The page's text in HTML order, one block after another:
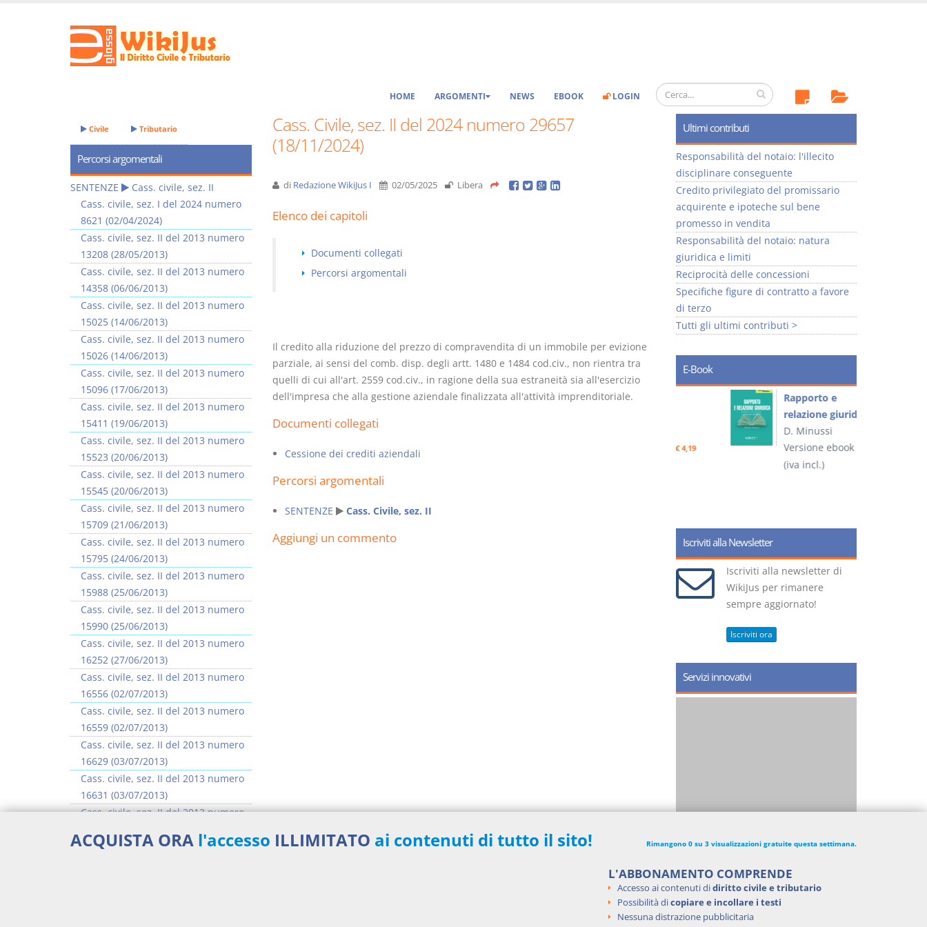
HOME ARGOMENTI NEWS EBOOK LOGIN
Cass. Civile, sez. II del 2024 numero 29657
(18/11/2024)
di Redazione WikiJus I 02/05/2025 Libera
Elenco dei capitoli
Documenti collegati
Percorsi argomentali
Il credito alla riduzione del prezzo di compravendita di un immobile per evizione
parziale, ai sensi del comb. disp. degli artt. 1480 e 1484 cod.civ., non rientra tra
quelli di cui all'art. 2559 cod.civ., in ragione della sua estraneità sia all'esercizio
dell'impresa che alla gestione aziendale finalizzata all'attività imprenditoriale.
Documenti collegati
Cessione dei crediti aziendali
Percorsi argomentali
SENTENZE Cass. Civile, sez. II
Aggiungi un commento
Civile Tributario
Percorsi argomentali
SENTENZE
Cass. civile, sez. II
Cass. civile, sez. I del 2024 numero
8621 (02/04/2024)
Cass. civile, sez. II del 2013 numero
13208 (28/05/2013)
Cass. civile, sez. II del 2013 numero
14358 (06/06/2013)
Cass. civile, sez. II del 2013 numero
15025 (14/06/2013)
Cass. civile, sez. II del 2013 numero
15026 (14/06/2013)
Cass. civile, sez. II del 2013 numero
15096 (17/06/2013)
Cass. civile, sez. II del 2013 numero
15411 (19/06/2013)
Cass. civile, sez. II del 2013 numero
15523 (20/06/2013)
Cass. civile, sez. II del 2013 numero
15545 (20/06/2013)
Cass. civile, sez. II del 2013 numero
15709 (21/06/2013)
Cass. civile, sez. II del 2013 numero
15795 (24/06/2013)
Cass. civile, sez. II del 2013 numero
15988 (25/06/2013)
Cass. civile, sez. II del 2013 numero
15990 (25/06/2013)
Cass. civile, sez. II del 2013 numero
16252 (27/06/2013)
Cass. civile, sez. II del 2013 numero
16556 (02/07/2013)
Cass. civile, sez. II del 2013 numero
16559 (02/07/2013)
Cass. civile, sez. II del 2013 numero
16629 (03/07/2013)
Cass. civile, sez. II del 2013 numero
16631 (03/07/2013)
Cass. civile, sez. II del 2013 numero
Cass. civile, sez. II del 2013 numero
Ultimi contributi
Responsabilità del notaio: l'illecito
disciplinare conseguente
Credito privilegiato del promissario
acquirente e ipoteche sul bene
promesso in vendita
Responsabilità del notaio: natura
giuridica e limiti
Reciprocità delle concessioni
Specifiche figure di contratto a favore
di terzo
Tutti gli ultimi contributi >
E-Book
I Vincoli Preliminari
D. Minussi
Versione ebook
€ 4,19
(iva incl.)
Usufrutto Uso e
Versione ebook
Prescrizione e
Rapporto e
relazione giuridica
D. Minussi
Versione ebook€ 5,99
Iscriviti alla Newsletter
Iscriviti alla newsletter di
WikiJus per rimanere
sempre aggiornato!
Iscriviti ora
Servizi innovativi
ACQUISTA ORA l'accesso ILLIMITATO ai contenuti di tutto il sito! Rimangono 0 su 3 visualizzazioni gratuite questa settimana.
L'ABBONAMENTO COMPRENDE
Accesso ai contenuti didiritto civile e tributario
Possibilità dicopiare e incollare i testi
Nessuna distrazione pubblicitaria